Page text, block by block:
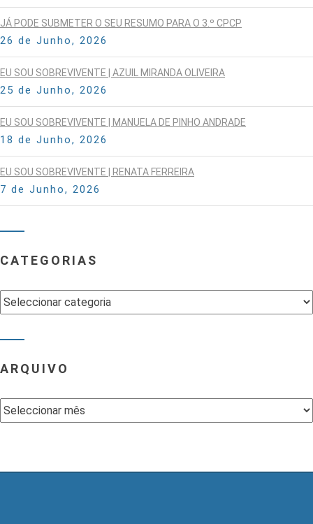
JÁ PODE SUBMETER O SEU RESUMO PARA O 3.º CPCP
26 de Junho, 2026
EU SOU SOBREVIVENTE | AZUIL MIRANDA OLIVEIRA
25 de Junho, 2026
EU SOU SOBREVIVENTE | MANUELA DE PINHO ANDRADE
18 de Junho, 2026
EU SOU SOBREVIVENTE | RENATA FERREIRA
7 de Junho, 2026
CATEGORIAS
Categorias
ARQUIVO
Arquivo